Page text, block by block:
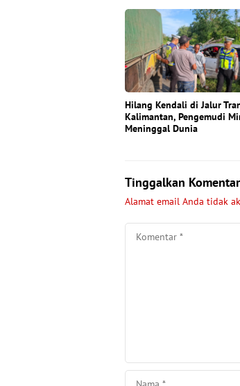
Hilang Kendali di Jalur
Kalimantan, Pengemudi
Meninggal Dunia
Tinggalkan Komentar
Alamat email Anda tidak